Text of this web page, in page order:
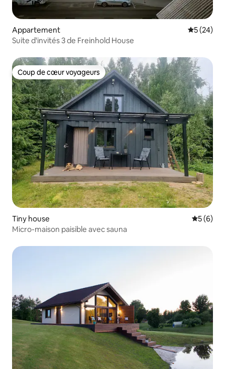
Appartement
5 (24)
Suite d'invités 3 de Freinhold House
Coup de cœur voyageurs
Coup de cœur voyageurs
Tiny house
5 (6)
Micro-maison paisible avec sauna